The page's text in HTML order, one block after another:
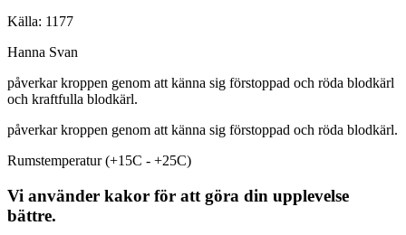
Källa: 1177
Hanna Svan
påverkar kroppen genom att känna sig förstoppad och röda blodkärl
och kraftfulla blodkärl.
påverkar kroppen genom att känna sig förstoppad och röda blodkärl.
Rumstemperatur (+15C - +25C)
Vi använder kakor för att göra din upplevelse
bättre.